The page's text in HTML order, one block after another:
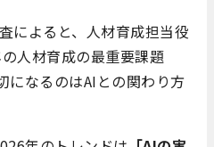
によると、人材育成担当役
人材育成の最重要課題
になるのはAIとの関わり方